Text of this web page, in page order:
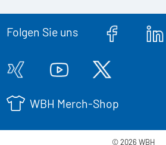
Folgen Sie uns
WBH Merch-Shop
© 2026 WBH